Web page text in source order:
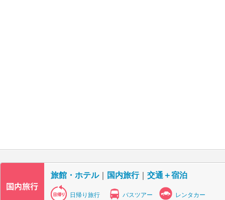
旅館・ホテル｜ 国内旅行｜ 交通＋宿泊
日帰り旅行 バスツアー レンタカー